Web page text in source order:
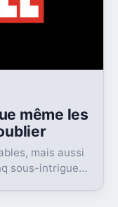
même les
mais aussi
sous-intrigues